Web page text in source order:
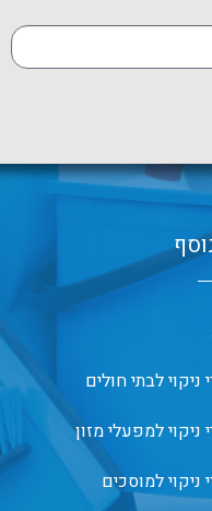
ניקוי לבתי חולים
ניקוי למפעלי מזון
ניקוי למוסכים